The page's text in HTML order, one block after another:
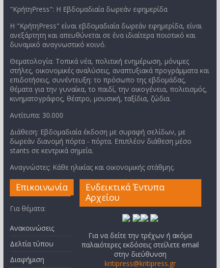
"ΚρήτηPress": Η Εβδομαδιαία δωρεάν εφημερίδα
Η "ΚρήτηPress" είναι εβδομαδιαία δωρεάν εφημερίδα, είναι
ανεξάρτητη και απευθύνεται σε ένα ιδιαίτερα ποιοτικό και
δυναμικό αναγνωστικό κοινό.
Θεματολογία: Τοπικά νέα, πολιτική ενημέρωση, μόνιμες
στήλες, οικονομικές αναλύσεις, αναπτυξιακά προγράμματα και
επιδοτήσεις, συνέντευξη: το πρόσωπο της εβδομάδας,
θέματα για την γυναίκα, το παιδί, την οικογένεια, πολιτισμός,
κινηματογράφος, θέατρο, μουσική, ταξίδια, ζώδια.
Αντίτυπα: 30.000
Διάθεση: Εβδομαδιαία έκδοση με συραφή σελίδων, με
δωρεάν διανομή πόρτα - πόρτα. Επιπλέον διάθεση μέσο
stants σε κεντρικά σημεία.
Αναγνώστες: Κάθε ηλικίας και οικονομικής στάθμης.
Επικοινωνία
Για θέματα:
Ανακοινώσεις
Δελτία τύπου
Διαφήμιση
Ενδεικτικά Έντυπα
Αρχείου
Για να δείτε την τρέχων ή ακόμα
παλαιότερες εκδόσεις στείλετε email
στην διεύθυνση
kritipress@kritipress.gr